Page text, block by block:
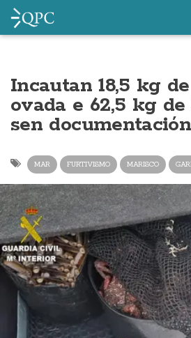
Incautan 18,5 kg
ovada e 62,5 kg
sen
MAR FURTIVISMO MARISCO